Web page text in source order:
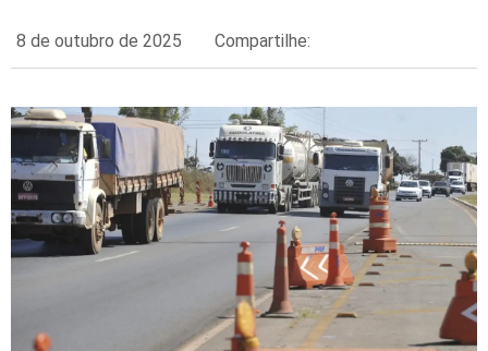
8 de outubro de 2025 Compartilhe: